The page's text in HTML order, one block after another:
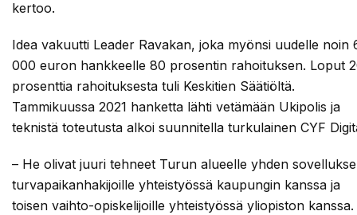
kertoo.
Idea vakuutti Leader Ravakan, joka myönsi uudelle noin
000 euron hankkeelle 80 prosentin rahoituksen. Loput
prosenttia rahoituksesta tuli Keskitien Säätiöltä.
Tammikuussa 2021 hanketta lähti vetämään Ukipolis ja
teknistä toteutusta alkoi suunnitella turkulainen CYF
– He olivat juuri tehneet Turun alueelle yhden
turvapaikanhakijoille yhteistyössä kaupungin kanssa ja
toisen vaihto-opiskelijoille yhteistyössä yliopiston kanssa.